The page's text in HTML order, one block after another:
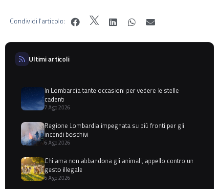
Condividi l'articolo:
Ultimi articoli
In Lombardia tante occasioni per vedere le stelle
cadenti
7 Ago 2026
Regione Lombardia impegnata su più fronti per gli
incendi boschivi
6 Ago 2026
Chi ama non abbandona gli animali, appello contro un
gesto illegale
6 Ago 2026